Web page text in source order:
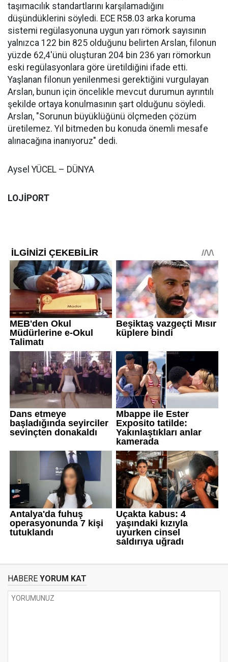
taşımacılık standartlarını karşılamadığını
düşündüklerini söyledi. ECE R58.03 arka koruma
sistemi regülasyonuna uygun yarı römork sayısının
yalnızca 122 bin 825 olduğunu belirten Arslan, filonun
yüzde 62,4'ünü oluşturan 204 bin 236 yarı römorkun
eski regülasyonlara göre üretildiğini ifade etti.
Yaşlanan filonun yenilenmesi gerektiğini vurgulayan
Arslan, bunun için öncelikle mevcut durumun ayrıntılı
şekilde ortaya konulmasının şart olduğunu söyledi.
Arslan, "Sorunun büyüklüğünü ölçmeden çözüm
üretilemez. Yıl bitmeden bu konuda önemli mesafe
alınacağına inanıyoruz" dedi.
Aysel YÜCEL – DÜNYA
LOJİPORT
HABERE YORUM KAT